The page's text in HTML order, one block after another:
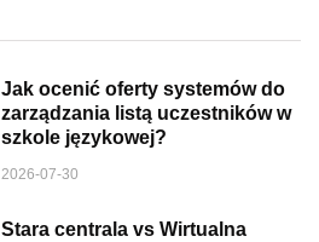
Jak ocenić oferty systemów do
zarządzania listą uczestników w
szkole językowej?
2026-07-30
Stara centrala vs Wirtualna